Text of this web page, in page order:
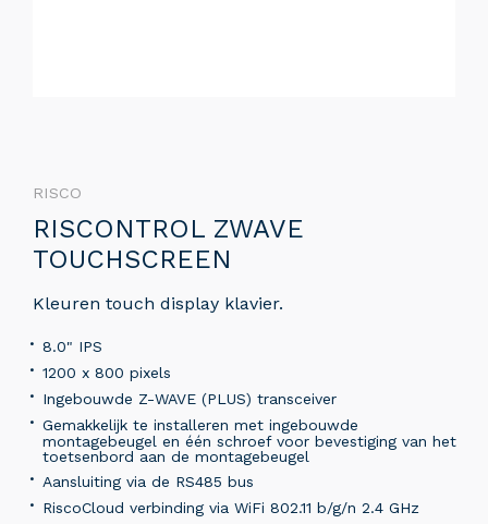
RISCO
RISCONTROL ZWAVE
TOUCHSCREEN
Kleuren touch display klavier.
8.0" IPS
1200 x 800 pixels
Ingebouwde Z-WAVE (PLUS) transceiver
Gemakkelijk te installeren met ingebouwde
montagebeugel en één schroef voor bevestiging van het
toetsenbord aan de montagebeugel
Aansluiting via de RS485 bus
RiscoCloud verbinding via WiFi 802.11 b/g/n 2.4 GHz